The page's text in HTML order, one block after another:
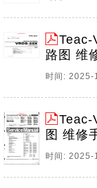
Teac-
路图 维
时间:
Teac-
图 维修
时间: